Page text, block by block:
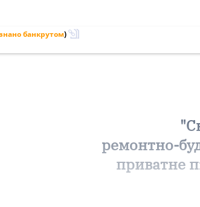
банкрутом)
ремонтно-
приватне